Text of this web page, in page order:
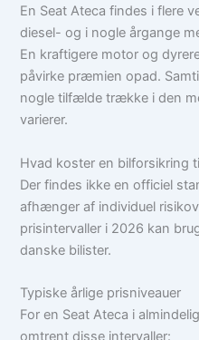
En Seat Ateca findes i flere
diesel- og i nogle årgange
En kraftigere motor og
påvirke præmien opad.
nogle tilfælde trække i den
varierer.
Hvad koster en bilforsikring
Der findes ikke en officiel
afhænger af individuel
prisintervaller i 2026 kan
danske bilister.
Typiske årlige prisniveauer
For en Seat Ateca i
omtrent disse intervaller: